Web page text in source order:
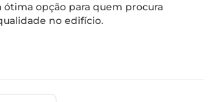
opção para quem procura
no edifício.